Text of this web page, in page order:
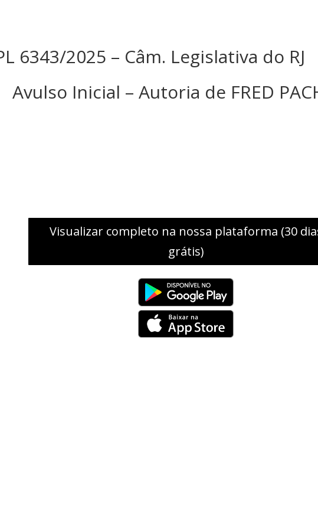
6343/2025 – Câm. Legislativa do RJ
Avulso Inicial – Autoria de FRED
Visualizar completo na nossa plataforma (30
grátis)